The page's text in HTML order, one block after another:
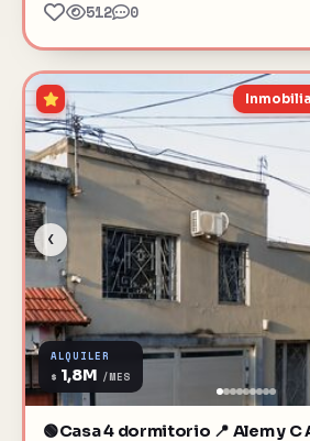
512 0
‹
ALQUILER
$ 1,8M /MES
🟢Casa 4 dormitorio 📍 Alem y C